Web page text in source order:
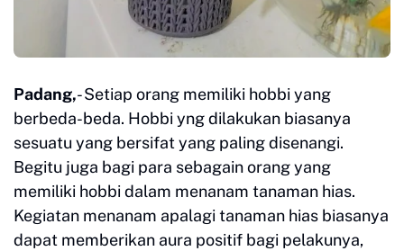
Padang,- Setiap orang memiliki hobbi yang
berbeda-beda. Hobbi yng dilakukan biasanya
sesuatu yang bersifat yang paling disenangi.
Begitu juga bagi para sebagain orang yang
memiliki hobbi dalam menanam tanaman hias.
Kegiatan menanam apalagi tanaman hias biasanya
dapat memberikan aura positif bagi pelakunya,